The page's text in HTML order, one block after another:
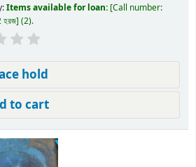
Items available for loan: Call number:
(2).
hold
to cart